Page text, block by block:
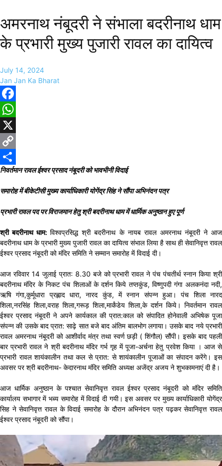
अमरनाथ नंबूदरी ने संभाला बदरीनाथ धाम
के प्रभारी मुख्य पुजारी रावल का दायित्व
July 14, 2024
Jan Jan Ka Bharat
Facebook
WhatsApp
X
Copy
Link
Share
निवर्तमान रावल ईश्वर प्रसाद नंबूदरी को भावभीनी विदाई
समारोह में बीकेटीसी मुख्य कार्याधिकारी योगेंद्र सिंह ने सौंपा अभिनंदन पत्र
प्रभारी रावल पद पर विराजमान हेतु श्री बदरीनाथ धाम में धार्मिक अनुष्ठान हुए पूर्ण
श्री बदरीनाथ धाम:विश्वप्रसिद्ध श्री बदरीनाथ के नायब रावल अमरनाथ नंबूदरी ने आज
बदरीनाथ धाम के प्रभारी मुख्य पुजारी रावल का दायित्व संभाल लिया है साथ ही सेवानिवृत्त रावल
ईश्वर प्रसाद नंबूदरी को मंदिर समिति ने सम्मान समारोह में विदाई दी।
आज रविवार 14 जुलाई प्रात: 8.30 बजे को प्रभारी रावल ने पंच पंचतीर्थ स्नान किया श्री
बदरीनाथ मंदिर के निकट पंच शिलाओं के दर्शन किये तप्तकुंड, विष्णुपदी गंगा अलकनंदा नदी,
ऋषि गंगा,कुर्मूधारा प्रह्लाद धारा, नारद कुंड, में स्नान संपन्न हुआ। पंच शिला नारद
शिला,नरसिंह शिला,वराह शिला,गरूड़ शिला,मार्कंडेय शिला,के दर्शन किये। निवर्तमान रावल
ईश्वर प्रसाद नंबूदरी ने अपने कार्यकाल की प्रात:काल को संपादित होनेवाली अभिषेक पूजा
संपन्न की उसके बाद प्रात: साढ़े सात बजे बाद अंतिम बालभोग लगाया। उसके बाद नये प्रभारी
रावल अमरनाथ नंबूदरी को आशीर्वाद मंत्र तथा स्वर्ण छड़ी ( शिंगौल) सौंपी। इसके बाद पहली
बार प्रभारी रावल ने श्री बदरीनाथ मंदिर गर्भ गृह में पूजा-अर्चना हेतु प्रवेश किया । आज से
प्रभारी रावल शायंकालीन तथा कल से प्रात: से शायंकालीन पूजाओं का संपादन करेंगे। इस
अवसर पर श्री बदरीनाथ- केदारनाथ मंदिर समिति अध्यक्ष अजेंद्र अजय ने शुभकामनाएं दी है।
आज धार्मिक अनुष्ठान के पश्चात सेवानिवृत्त रावल ईश्वर प्रसाद नंबूदरी को मंदिर समिति
कार्यालय सभागार में भब्य समारोह में विदाई दी गयी। इस अवसर पर मुख्य कार्याधिकारी योगेंद्र
सिह ने सेवानिवृत्त रावल के विदाई समारोह के दौरान अभिनंदन पत्र पढ़कर सेवानिवृत्त रावल
ईश्वर प्रसाद नंबूदरी को सौंपा।